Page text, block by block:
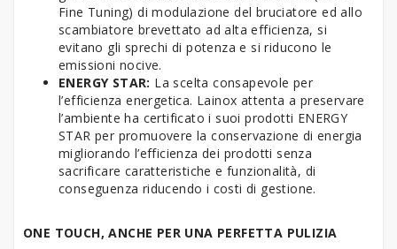
Fine Tuning) di modulazione del bruciatore ed allo
scambiatore brevettato ad alta efficienza, si
evitano gli sprechi di potenza e si riducono le
emissioni nocive.
ENERGY STAR: La scelta consapevole per
l’efficienza energetica. Lainox attenta a preservare
l’ambiente ha certificato i suoi prodotti ENERGY
STAR per promuovere la conservazione di energia
migliorando l’efficienza dei prodotti senza
sacrificare caratteristiche e funzionalità, di
conseguenza riducendo i costi di gestione.
ONE TOUCH, ANCHE PER UNA PERFETTA PULIZIA